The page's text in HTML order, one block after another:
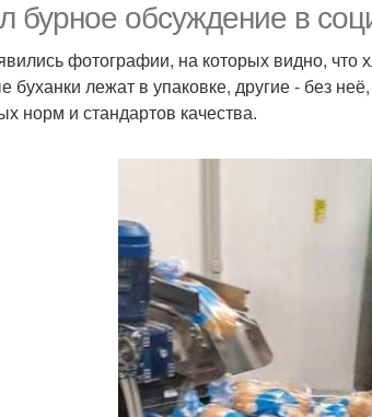
бурное обсуждение в
фотографии, на которых видно, что
буханки лежат в упаковке, другие - без
норм и стандартов качества.